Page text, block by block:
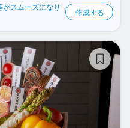
スムーズになり
作成する